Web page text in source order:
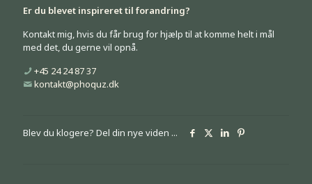
Er du blevet inspireret til forandring?
Kontakt mig, hvis du får brug for hjælp til at komme helt i mål
med det, du gerne vil opnå.
+45 24 24 87 37
kontakt@phoquz.dk
Blev du klogere? Del din nye viden ...